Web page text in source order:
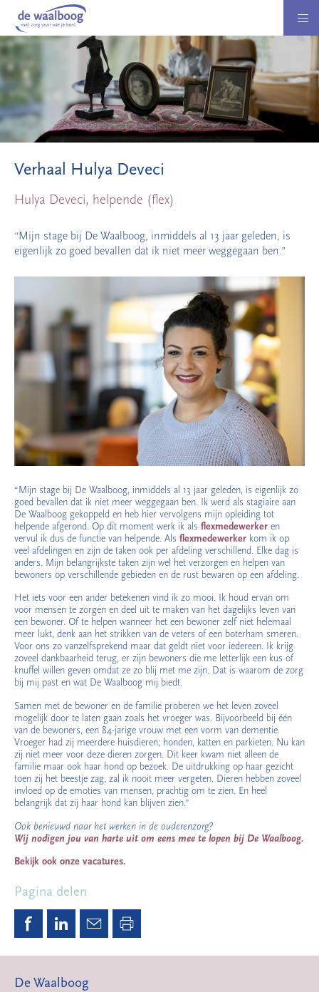
Verhaal Hulya Deveci
Hulya Deveci, helpende (flex)
“Mijn stage bij De Waalboog, inmiddels al 13 jaar geleden, is
eigenlijk zo goed bevallen dat ik niet meer weggegaan ben.”
“Mijn stage bij De Waalboog, inmiddels al 13 jaar geleden, is eigenlijk zo
goed bevallen dat ik niet meer weggegaan ben. Ik werd als stagiaire aan
De Waalboog gekoppeld en heb hier vervolgens mijn opleiding tot
helpende afgerond. Op dit moment werk ik als flexmedewerker en
vervul ik dus de functie van helpende. Als flexmedewerker kom ik op
veel afdelingen en zijn de taken ook per afdeling verschillend. Elke dag is
anders. Mijn belangrijkste taken zijn wel het verzorgen en helpen van
bewoners op verschillende gebieden en de rust bewaren op een afdeling.
Het iets voor een ander betekenen vind ik zo mooi. Ik houd ervan om
voor mensen te zorgen en deel uit te maken van het dagelijks leven van
een bewoner. Of te helpen wanneer het een bewoner zelf niet helemaal
meer lukt, denk aan het strikken van de veters of een boterham smeren.
Voor ons zo vanzelfsprekend maar dat geldt niet voor iedereen. Ik krijg
zoveel dankbaarheid terug, er zijn bewoners die me letterlijk een kus of
knuffel willen geven omdat ze zo blij met me zijn. Dat is waarom de zorg
bij mij past en wat De Waalboog mij biedt.
Samen met de bewoner en de familie proberen we het leven zoveel
mogelijk door te laten gaan zoals het vroeger was. Bijvoorbeeld bij één
van de bewoners, een 84-jarige vrouw met een vorm van dementie.
Vroeger had zij meerdere huisdieren; honden, katten en parkieten. Nu kan
zij niet meer voor deze dieren zorgen. Dit keer kwam niet alleen de
familie maar ook haar hond op bezoek. De uitdrukking op haar gezicht
toen zij het beestje zag, zal ik nooit meer vergeten. Dieren hebben zoveel
invloed op de emoties van mensen, prachtig om te zien. En heel
belangrijk dat zij haar hond kan blijven zien.”
Ook benieuwd naar het werken in de ouderenzorg?
Wij nodigen jou van harte uit om eens mee te lopen bij De Waalboog.
Bekijk ook onze vacatures.
Pagina delen
De Waalboog